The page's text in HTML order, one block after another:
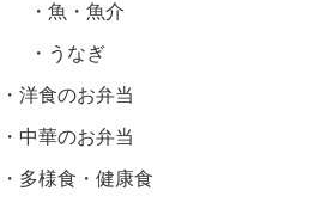
魚・魚介
うなぎ
洋食のお弁当
中華のお弁当
多様食・健康食